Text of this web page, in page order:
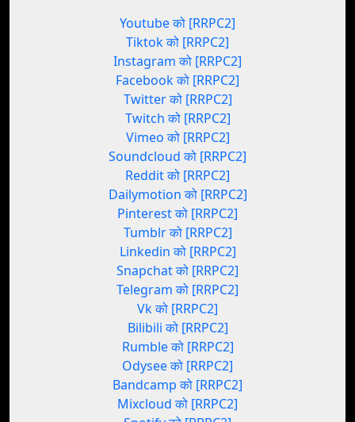
Youtube को [RRPC2]
Tiktok को [RRPC2]
Instagram को [RRPC2]
Facebook को [RRPC2]
Twitter को [RRPC2]
Twitch को [RRPC2]
Vimeo को [RRPC2]
Soundcloud को [RRPC2]
Reddit को [RRPC2]
Dailymotion को [RRPC2]
Pinterest को [RRPC2]
Tumblr को [RRPC2]
Linkedin को [RRPC2]
Snapchat को [RRPC2]
Telegram को [RRPC2]
Vk को [RRPC2]
Bilibili को [RRPC2]
Rumble को [RRPC2]
Odysee को [RRPC2]
Bandcamp को [RRPC2]
Mixcloud को [RRPC2]